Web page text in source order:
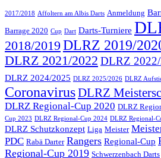
2017/2018 Affoltern am Albis Darts Anmeldung
Barrage 2020 Cup Dart Darts-Turniere
2018/2019 DLRZ 2019/
DLRZ 2021/2022 DLRZ
DLRZ 2024/2025 DLRZ 2025/2026 DLRZ
CoronavirusDLRZ
DLRZ Regional-Cup 2020 DLRZ
Cup 2023 DLRZ Regional-Cup 2024 DLRZ Regional-
DLRZ Schutzkonzept Liga Meister
PDC Rabä Darter Rangers Regional-Cup
Regional-Cup 2019 Schwerzenbach Darts